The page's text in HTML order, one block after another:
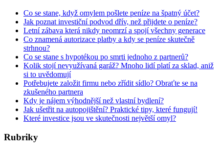
Co se stane, když omylem pošlete peníze na špatný účet?
Jak poznat investiční podvod dřív, než přijdete o peníze?
Letní zábava která nikdy neomrzí a spojí všechny generace
Co znamená autorizace platby a kdy se peníze skutečně
strhnou?
Co se stane s hypotékou po smrti jednoho z partnerů?
Kolik stojí nevyužívaná garáž? Mnoho lidí platí za sklad, aniž
si to uvědomují
Potřebujete založit firmu nebo zřídit sídlo? Obraťte se na
zkušeného partnera
Kdy je nájem výhodnější než vlastní bydlení?
Jak ušetřit na autopojištění? Praktické tipy, které fungují!
Které investice jsou ve skutečnosti největší omyl?
Rubriky